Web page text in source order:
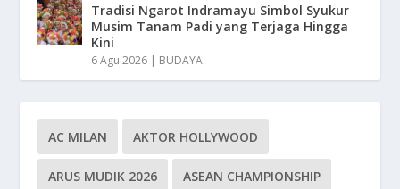
Tradisi Ngarot Indramayu Simbol Syukur
Musim Tanam Padi yang Terjaga Hingga
Kini
6 Agu 2026 | BUDAYA
AC MILAN AKTOR HOLLYWOOD
ARUS MUDIK 2026 ASEAN CHAMPIONSHIP